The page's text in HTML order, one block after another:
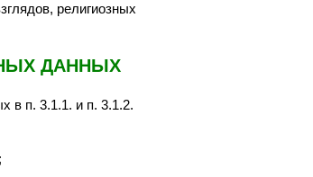
религиозных
ДАННЫХ
в п. 3.1.1. и п. 3.1.2.